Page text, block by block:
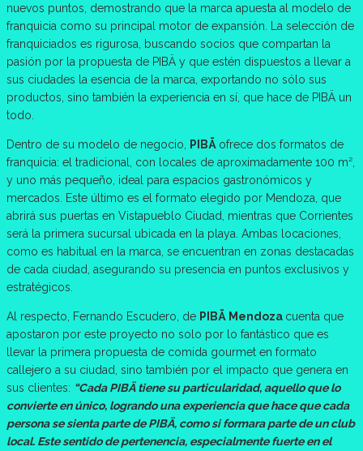
nuevos puntos, demostrando que la marca apuesta al modelo de
franquicia como su principal motor de expansión. La selección de
franquiciados es rigurosa, buscando socios que compartan la
pasión por la propuesta de PIBÄ y que estén dispuestos a llevar a
sus ciudades la esencia de la marca, exportando no sólo sus
productos, sino también la experiencia en sí, que hace de PIBÄ un
todo.
Dentro de su modelo de negocio, PIBÄ ofrece dos formatos de
franquicia: el tradicional, con locales de aproximadamente 100 m²,
y uno más pequeño, ideal para espacios gastronómicos y
mercados. Este último es el formato elegido por Mendoza, que
abrirá sus puertas en Vistapueblo Ciudad, mientras que Corrientes
será la primera sucursal ubicada en la playa. Ambas locaciones,
como es habitual en la marca, se encuentran en zonas destacadas
de cada ciudad, asegurando su presencia en puntos exclusivos y
estratégicos.
Al respecto, Fernando Escudero, de PIBÄ Mendoza cuenta que
apostaron por este proyecto no solo por lo fantástico que es
llevar la primera propuesta de comida gourmet en formato
callejero a su ciudad, sino también por el impacto que genera en
sus clientes: “Cada PIBÄ tiene su particularidad, aquello que lo
convierte en único, logrando una experiencia que hace que cada
persona se sienta parte de PIBÄ, como si formara parte de un club
local. Este sentido de pertenencia, especialmente fuerte en el